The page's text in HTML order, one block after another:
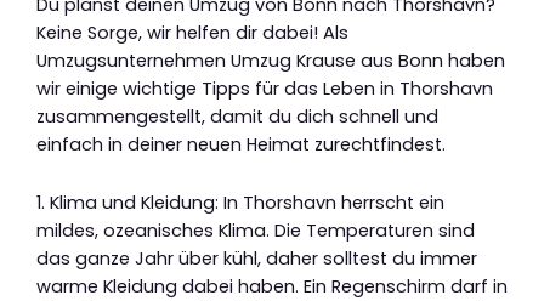
Keine Sorge, wir helfen dir dabei! Als
Umzugsunternehmen Umzug Krause aus Bonn haben
wir einige wichtige Tipps für das Leben in Thorshavn
zusammengestellt, damit du dich schnell und
einfach in deiner neuen Heimat zurechtfindest.
1. Klima und Kleidung: In Thorshavn herrscht ein
mildes, ozeanisches Klima. Die Temperaturen sind
das ganze Jahr über kühl, daher solltest du immer
warme Kleidung dabei haben. Ein Regenschirm darf in